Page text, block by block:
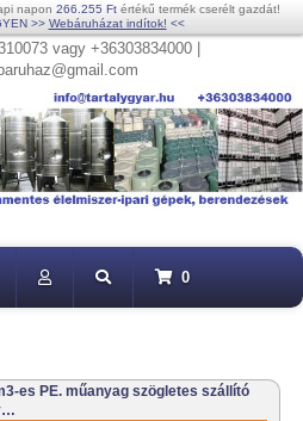
napon 266.255 Ft értékű termék cserélt gazdát!
>> Webáruházat indítok! <<
vagy +36303834000 |
0
es PE. műanyag szögletes szállító